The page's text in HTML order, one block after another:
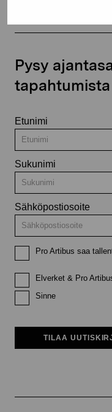
Pysy
tapahtumista
Etunimi
Sukunimi
Sähköpostiosoite
Pro Artibus saa
Elverket & Pro
Sinne
TILAA